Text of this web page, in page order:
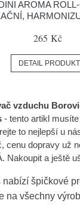
AROMA
265 Kč
DETAIL
vzduchu
- tento artikl
to nejlepší u
cenu dopravy už
Nakoupit a ještě
nabízí špičkové
na všechny